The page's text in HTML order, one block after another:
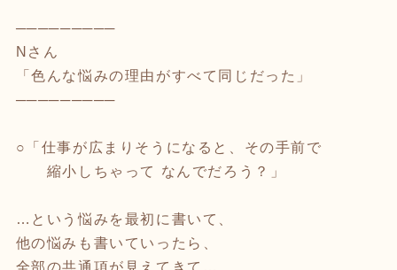
─────────
Nさん
「色んな悩みの理由がすべて同じだった」
─────────
○「仕事が広まりそうになると、その手前で
縮小しちゃって なんでだろう？」
…という悩みを最初に書いて、
他の悩みも書いていったら、
全部の共通項が見えてきて…